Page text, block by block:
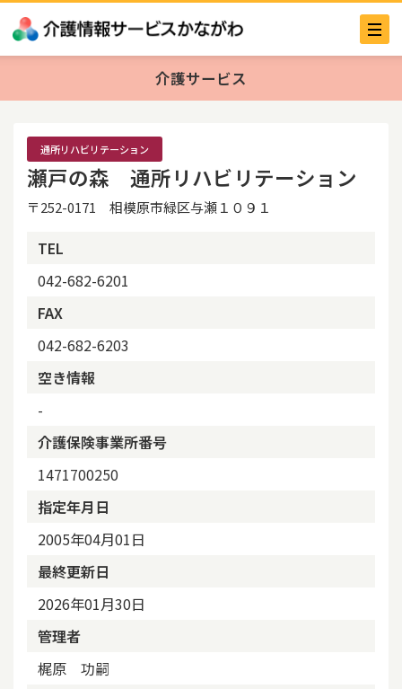
介護サービス
通所リハビリテーション
瀬戸の森 通所リハビリテーション
〒252-0171 相模原市緑区与瀬１０９１
TEL
042-682-6201
FAX
042-682-6203
空き情報
-
介護保険事業所番号
1471700250
指定年月日
2005年04月01日
最終更新日
2026年01月30日
管理者
梶原 功嗣